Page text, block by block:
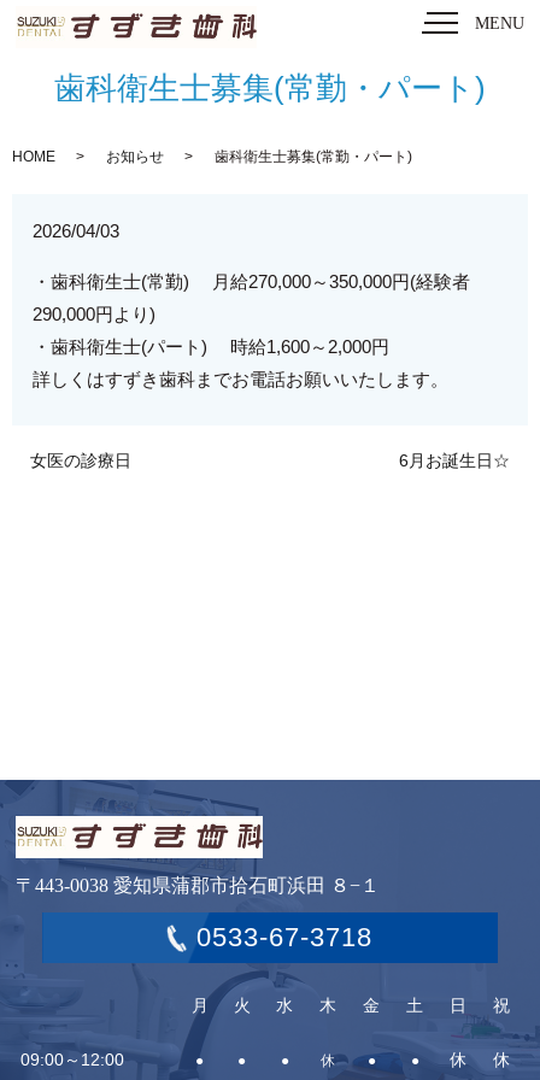
MENU
歯科衛生士募集(常勤・パート)
HOME お知らせ 歯科衛生士募集(常勤・パート)
2026/04/03
・歯科衛生士(常勤) 月給270,000～350,000円(経験者
290,000円より)
・歯科衛生士(パート) 時給1,600～2,000円
詳しくはすずき歯科までお電話お願いいたします。
女医の診療日 6月お誕生日☆
〒443-0038 愛知県蒲郡市拾石町浜田 ８−１
0533-67-3718
月 火 水 木 金 土 日 祝
09:00～12:00 ● ● ● 休 ● ● 休 休